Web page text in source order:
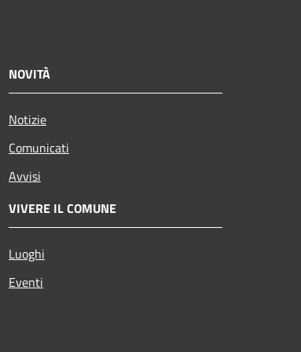
NOVITÀ
Notizie
Comunicati
Avvisi
VIVERE IL COMUNE
Luoghi
Eventi